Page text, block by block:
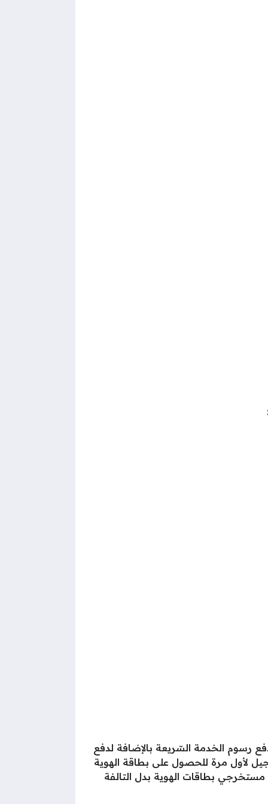
بعد تقديم الطلب، في مقابل دفع رسوم الخدمة السّريعة بالإضافة لدفع
لأول مرة للحصول على بطاقة الهوية
مستخرجي بطاقات الهوية بدل التالفة